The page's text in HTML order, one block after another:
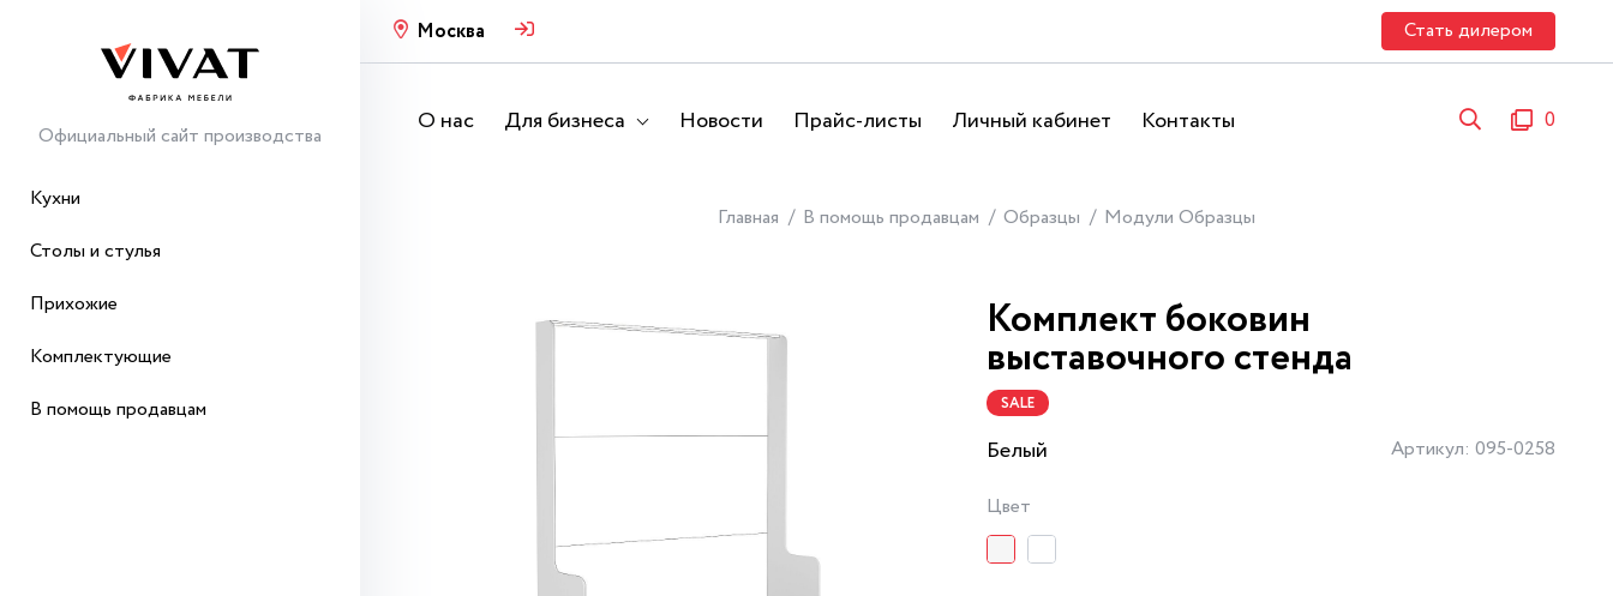
Официальный сайт производства
Кухни
Столы и стулья
Прихожие
Комплектующие
В помощь продавцам
Москва Стать дилером
О нас Для бизнеса Новости Прайс-листы Личный кабинет Контакты 0
Главная В помощь продавцам Образцы Модули Образцы
Комплект боковин
выставочного стенда
SALE
Белый Артикул: 095-0258
Цвет